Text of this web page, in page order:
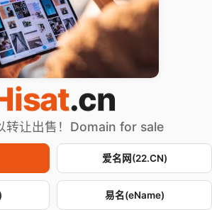
.cn
转让出售！Domain for sale
爱名网(22.CN)
易名(eName)